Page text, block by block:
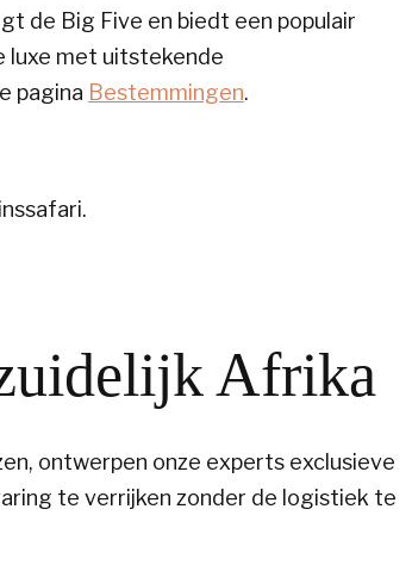
de Big Five en biedt een populair
luxe met uitstekende
pagina Bestemmingen.
Afrika
ontwerpen onze experts exclusieve
te verrijken zonder de logistiek te